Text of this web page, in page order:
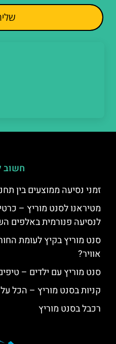
חשוב
זמני נסיעה ממוצעים בין
מטיראנו לסנט מוריץ –
לנסיעה פנורמית באלפים
סנט מוריץ בקיץ לעומת
אוויר?
סנט מוריץ עם ילדים –
קניות בסנט מוריץ – הכל
רכבל בסנט מוריץ